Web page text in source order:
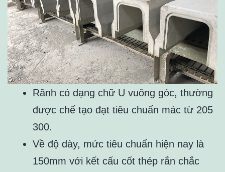
Rãnh có dạng chữ U vuông góc, thường
được chế tạo đạt tiêu chuẩn mác từ 205
300.
Về độ dày, mức tiêu chuẩn hiện nay là
150mm với kết cấu cốt thép rắn chắc